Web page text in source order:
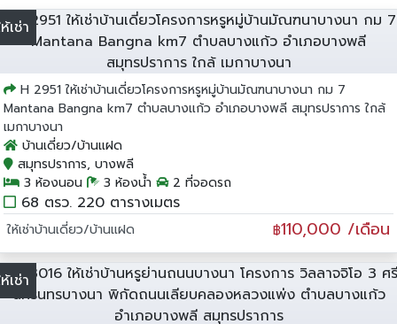
เช่า
H 2951 ให้เช่าบ้านเดี่ยวโครงการหรูหมู่บ้านมัณฑนาบางนา กม 7
Mantana Bangna km7 ตำบลบางแก้ว อำเภอบางพลี สมุทรปราการ ใกล้
เมกาบางนา
บ้านเดี่ยว/บ้านแฝด
สมุทรปราการ, บางพลี
3 ห้องนอน
3 ห้องน้ำ 2 ที่จอดรถ
68 ตรว. 220 ตารางเมตร
ให้เช่าบ้านเดี่ยว/บ้านแฝด ฿110,000 /เดือน
เช่า